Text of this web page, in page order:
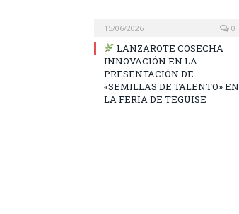
15/06/2026 0
LANZAROTE COSECHA
INNOVACIÓN EN LA
PRESENTACIÓN DE
«SEMILLAS DE TALENTO» EN
LA FERIA DE TEGUISE